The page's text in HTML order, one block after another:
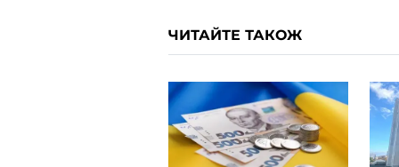
ЧИТАЙТЕ ТАКОЖ